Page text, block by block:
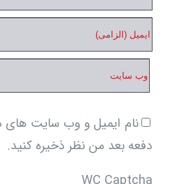
نام ایمیل و وب سایت های من در
بعد من نظر ذخیره کنید.